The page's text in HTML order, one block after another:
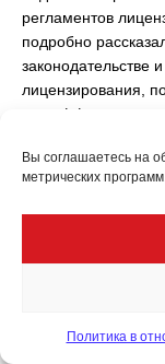
Вы соглашаетесь на
метрических
Политика в
регламентов
подробно
законодательстве
лицензирования,
для
Итоги и
недропользования
большой интерес,
участникам